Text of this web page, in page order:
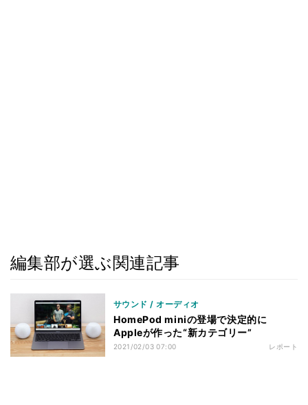
編集部が選ぶ関連記事
サウンド / オーディオ
HomePod miniの登場で決定的に
Appleが作った“新カテゴリー”
2021/02/03 07:00 レポート